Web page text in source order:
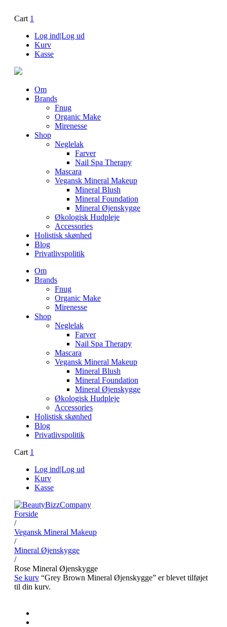
Cart 1
Log ind|Log ud
Kurv
Kasse
Om
Brands
Fnug
Organic Make
Mirenesse
Shop
Neglelak
Farver
Nail Spa Therapy
Mascara
Vegansk Mineral Makeup
Mineral Blush
Mineral Foundation
Mineral Øjenskygge
Økologisk Hudpleje
Accessories
Holistisk skønhed
Blog
Privatlivspolitik
Om
Brands
Fnug
Organic Make
Mirenesse
Shop
Neglelak
Farver
Nail Spa Therapy
Mascara
Vegansk Mineral Makeup
Mineral Blush
Mineral Foundation
Mineral Øjenskygge
Økologisk Hudpleje
Accessories
Holistisk skønhed
Blog
Privatlivspolitik
Cart 1
Log ind|Log ud
Kurv
Kasse
Forside
/
Vegansk Mineral Makeup
/
Mineral Øjenskygge
/
Rose Mineral Øjenskygge
Se kurv “Grey Brown Mineral Øjenskygge” er blevet tilføjet
til din kurv.